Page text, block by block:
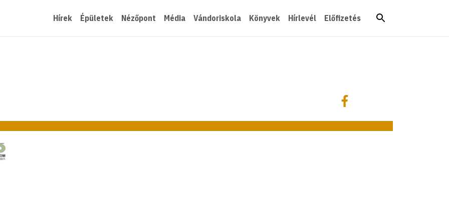
Hírek Épületek Nézőpont Média Vándoriskola Könyvek Hírlevél Előfizetés
Megosztás
Megosztás Facebookon